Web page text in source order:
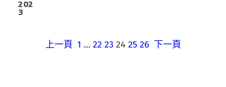
202
3
上一頁 1 … 22 23 24 25 26 下一頁